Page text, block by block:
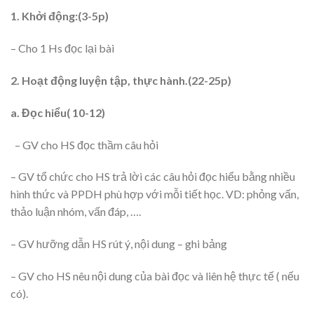
1. Khởi động:(3-5p)
– Cho 1 Hs đọc lại bài
2. Hoạt động luyện tập, thực hành.(22-25p)
a. Đọc hiểu( 10-12)
– GV cho HS đọc thầm câu hỏi
– GV tổ chức cho HS trả lời các câu hỏi đọc hiểu bằng nhiều
hình thức và PPDH phù hợp với mỗi tiết học. VD: phỏng vấn,
thảo luận nhóm, vấn đáp, ….
– GV hưỡng dẫn HS rút ý, nội dung – ghi bảng
– GV cho HS nêu nội dung của bài đọc và liên hệ thực tế ( nếu
có).